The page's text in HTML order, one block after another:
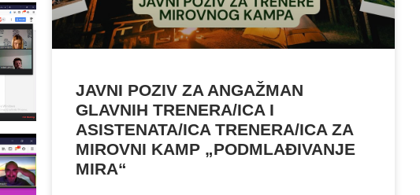
JAVNI POZIV ZA ANGAŽMAN
GLAVNIH TRENERA/ICA I
ASISTENATA/ICA TRENERA/ICA ZA
MIROVNI KAMP „PODMLAĐIVANJE
MIRA“